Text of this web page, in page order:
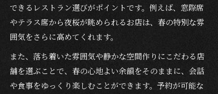
できるレストラン選びがポイントです。例えば、窓際席
やテラス席から夜桜が眺められるお店は、春の特別な雰
囲気をさらに高めてくれます。
また、落ち着いた雰囲気や静かな空間作りにこだわる店
舗を選ぶことで、春の心地よい余韻をそのままに、会話
や食事をゆっくり楽しむことができます。予約が可能な